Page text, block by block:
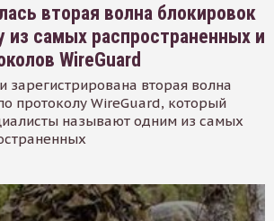
вторая волна блокировок
из самых распространенных и
WireGuard
зарегистрирована вторая волна
протоколу WireGuard, который
называют одним из самых